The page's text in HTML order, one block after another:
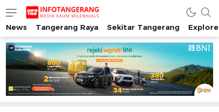
INFO TANGERANG
Media Kaum Millenials Tangerang Raya
News Tangerang Raya Sekitar Tangerang